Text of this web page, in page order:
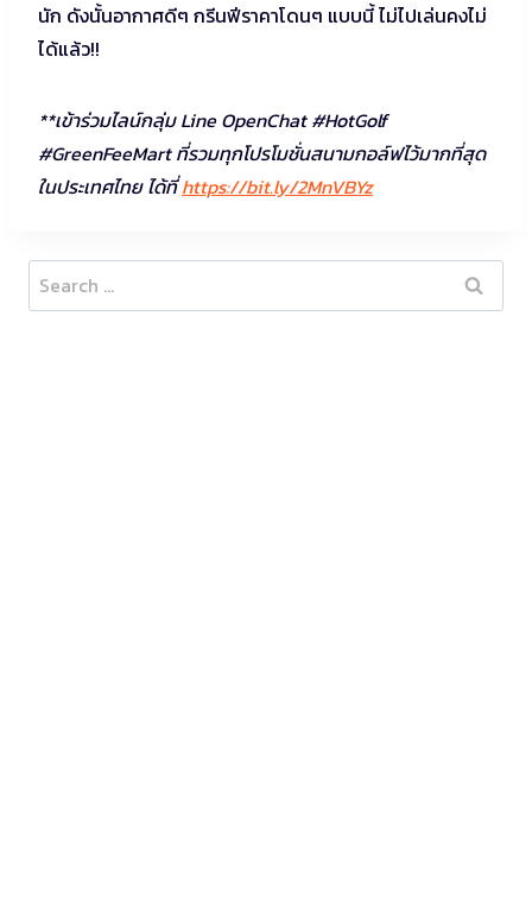
นัก ดังนั้นอากาศดีๆ กรีนฟีราคาโดนๆ แบบนี้ ไม่ไปเล่นคงไม่
ได้แล้ว!!
**เข้าร่วมไลน์กลุ่ม Line OpenChat #HotGolf
#GreenFeeMart ที่รวมทุกโปรโมชั่นสนามกอล์ฟไว้มากที่สุด
ในประเทศไทย ได้ที่https://bit.ly/2MnVBYz
Search
for: